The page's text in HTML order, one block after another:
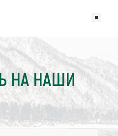
НА НАШИ